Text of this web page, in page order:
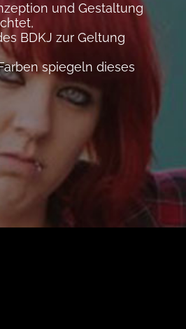
und Gestaltung
BDKJ zur Geltung
spiegeln dieses